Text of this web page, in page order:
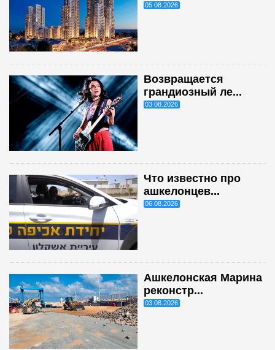
05.08.2026
Возвращается
грандиозный ле...
03.08.2026
Что известно про
ашкелонцев...
06.08.2026
Ашкелонская Марина
реконстр...
03.08.2026